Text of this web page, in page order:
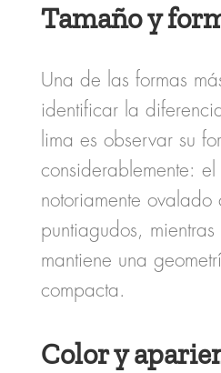
Tamaño y
Una de las formas
identificar la
lima es observar su
considerablemente: el
notoriamente ovalado
puntiagudos,
mantiene una
compacta.
Color y